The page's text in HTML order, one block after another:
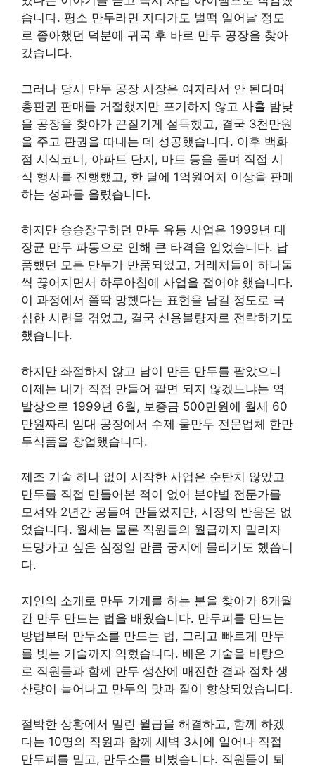
습니다. 평소 만두라면 자다가도 벌떡 일어날 정도
로 좋아했던 덕분에 귀국 후 바로 만두 공장을 찾아
갔습니다.
그러나 당시 만두 공장 사장은 여자라서 안 된다며
총판권 판매를 거절했지만 포기하지 않고 사흘 밤낮
을 공장을 찾아가 끈질기게 설득했고, 결국 3천만원
을 주고 판권을 따내는 데 성공했습니다. 이후 백화
점 시식코너, 아파트 단지, 마트 등을 돌며 직접 시
식 행사를 진행했고, 한 달에 1억원어치 이상을 판매
하는 성과를 올렸습니다.
하지만 승승장구하던 만두 유통 사업은 1999년 대
장균 만두 파동으로 인해 큰 타격을 입었습니다. 납
품했던 모든 만두가 반품되었고, 거래처들이 하나둘
씩 끊어지면서 하루아침에 사업을 접어야 했습니다.
이 과정에서 쫄딱 망했다는 표현을 남길 정도로 극
심한 시련을 겪었고, 결국 신용불량자로 전락하기도
했습니다.
하지만 좌절하지 않고 남이 만든 만두를 팔았으니
이제는 내가 직접 만들어 팔면 되지 않겠느냐는 역
발상으로 1999년 6월, 보증금 500만원에 월세 60
만원짜리 임대 공장에서 수제 물만두 전문업체 한만
두식품을 창업했습니다.
제조 기술 하나 없이 시작한 사업은 순탄치 않았고
만두를 직접 만들어본 적이 없어 분야별 전문가를
모셔와 2년간 공들여 만들었지만, 시장의 반응은 없
었습니다. 월세는 물론 직원들의 월급까지 밀리자
도망가고 싶은 심정일 만큼 궁지에 몰리기도 했씁니
다.
지인의 소개로 만두 가게를 하는 분을 찾아가 6개월
간 만두 만드는 법을 배웠습니다. 만두피를 만드는
방법부터 만두소를 만드는 법, 그리고 빠르게 만두
를 빚는 기술까지 익혔습니다. 배운 기술을 바탕으
로 직원들과 함께 만두 생산에 매진한 결과 점차 생
산량이 늘어나고 만두의 맛과 질이 향상되었습니다.
절박한 상황에서 밀린 월급을 해결하고, 함께 하겠
다는 10명의 직원과 함께 새벽 3시에 일어나 직접
만두피를 밀고, 만두소를 비볐습니다. 직원들이 퇴